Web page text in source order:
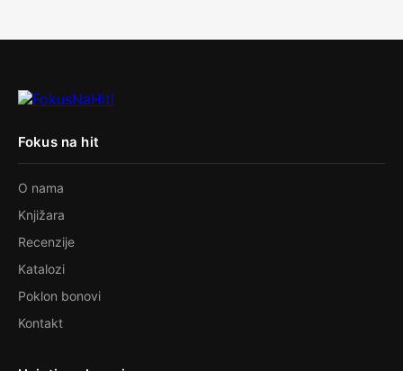
Fokus na hit
O nama
Knjižara
Recenzije
Katalozi
Poklon bonovi
Kontakt